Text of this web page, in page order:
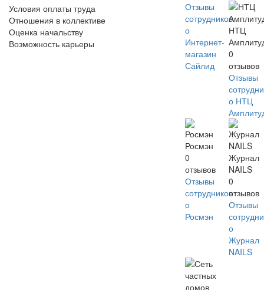
Условия оплаты труда
Отношения в коллективе
Оценка начальству
Возможность карьеры
Отзывы
сотрудников
о
Интернет-
магазин
Сайлид
НТЦ
0
отзывов
Отзывы
о НТЦ
Росмэн
0
отзывов
Отзывы
сотрудников
о
Росмэн
Журнал
NAILS
0
отзывов
Отзывы
о
Журнал
NAILS